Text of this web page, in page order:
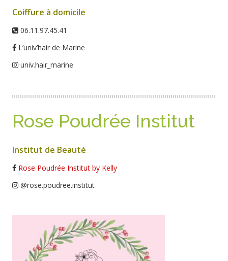
Coiffure à domicile
06.11.97.45.41
L’univ’hair de Marine
univ.hair_marine
Rose Poudrée Institut
Institut de Beauté
Rose Poudrée Institut by Kelly
@rose.poudree.institut